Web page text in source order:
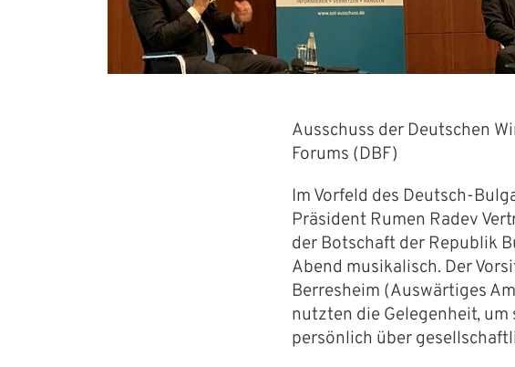
Präsident Radev mit Tim Kurth (Aurubis), DBIHK-
Ausschuss der Deutschen
Forums (DBF)
Im Vorfeld des Deutsch-
Präsident Rumen Radev
der Botschaft der Republik
Abend musikalisch. Der
Berresheim (Auswärtiges
nutzten die Gelegenheit,
persönlich über